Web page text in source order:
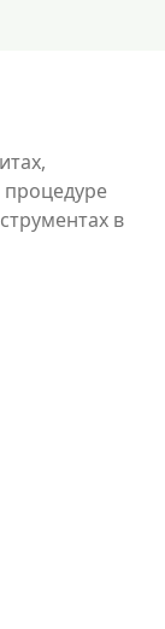
процедуре
в